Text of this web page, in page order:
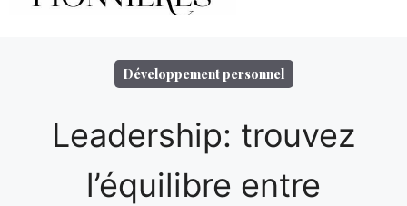
Développement personnel
Leadership: trouvez
l’équilibre entre